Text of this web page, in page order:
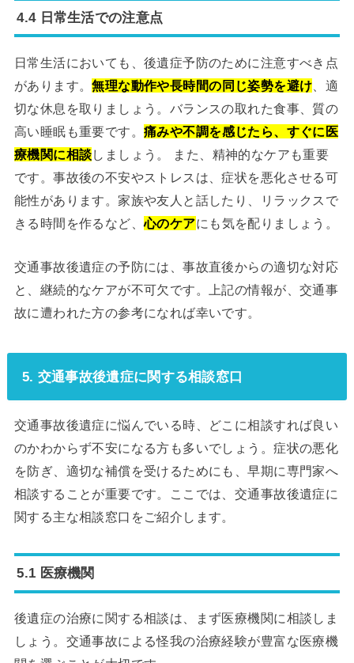
4.4 日常生活での注意点
日常生活においても、後遺症予防のために注意すべき点
があります。無理な動作や長時間の同じ姿勢を避け 、適
切な休息を取りましょう。バランスの取れた食事、質の
高い睡眠も重要です。痛みや不調を感じたら、すぐに医
療機関に相談しましょう。 また、精神的なケアも重要
です。事故後の不安やストレスは、症状を悪化させる可
能性があります。家族や友人と話したり、リラックスで
きる時間を作るなど、心のケアにも気を配りましょう。
交通事故後遺症の予防には、事故直後からの適切な対応
と、継続的なケアが不可欠です。上記の情報が、交通事
故に遭われた方の参考になれば幸いです。
5. 交通事故後遺症に関する相談窓口
交通事故後遺症に悩んでいる時、どこに相談すれば良い
のかわからず不安になる方も多いでしょう。症状の悪化
を防ぎ、適切な補償を受けるためにも、早期に専門家へ
相談することが重要です。ここでは、交通事故後遺症に
関する主な相談窓口をご紹介します。
5.1 医療機関
後遺症の治療に関する相談は、まず医療機関に相談しま
しょう。交通事故による怪我の治療経験が豊富な医療機